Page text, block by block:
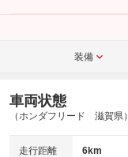
装備
車両状態
（ホンダフリード 滋賀県）
走行距離 6km